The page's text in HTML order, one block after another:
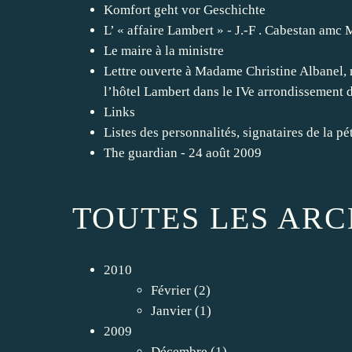
Komfort geht vor Geschichte
L’ « affaire Lambert » - J.-F . Cabestan
Le maire à la ministre
Lettre ouverte à Madame Christine
l’hôtel Lambert dans le IVe arrondissement
Links
Listes des personnalités, signataires de la
The guardian - 24 août 2009
TOUTES LES
2010
Février (2)
Janvier (1)
2009